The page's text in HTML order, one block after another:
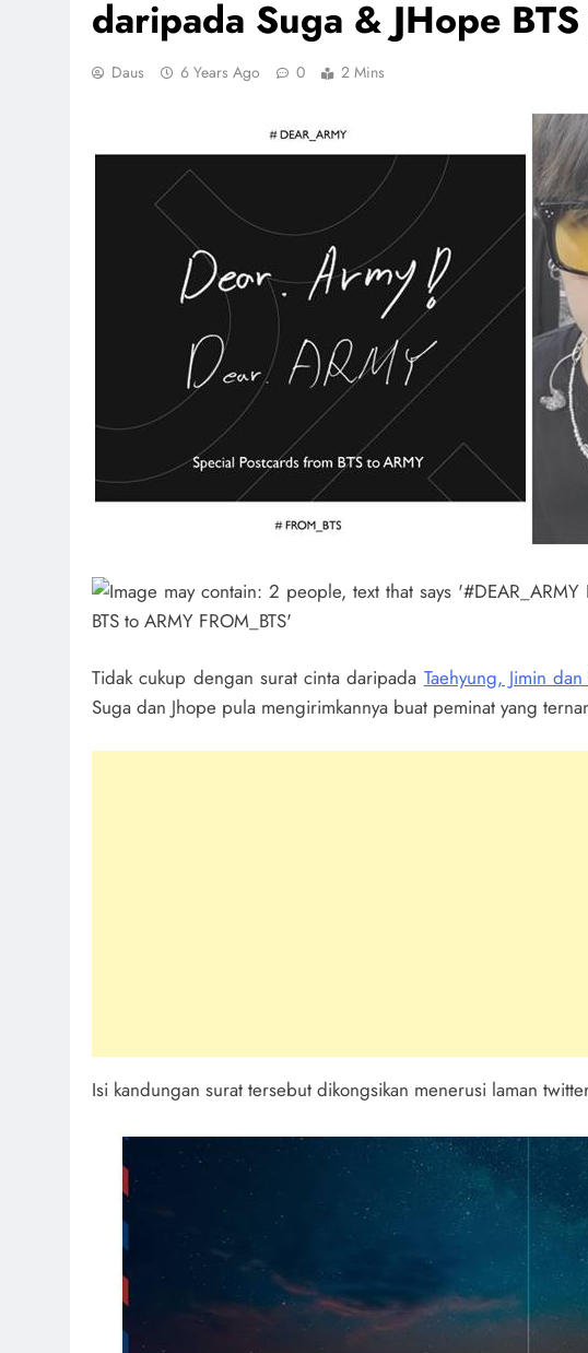
daripada Suga & JHope
Daus 6 Years Ago 0 2 Mins
Tidak cukup dengan surat cinta daripada Taehyung, Jimin
Suga dan Jhope pula mengirimkannya buat peminat yang
Isi kandungan surat tersebut dikongsikan menerusi laman